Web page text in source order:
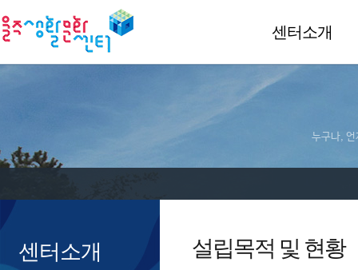
센터소개
누구나, 언
센터소개 설립목적 및 현황